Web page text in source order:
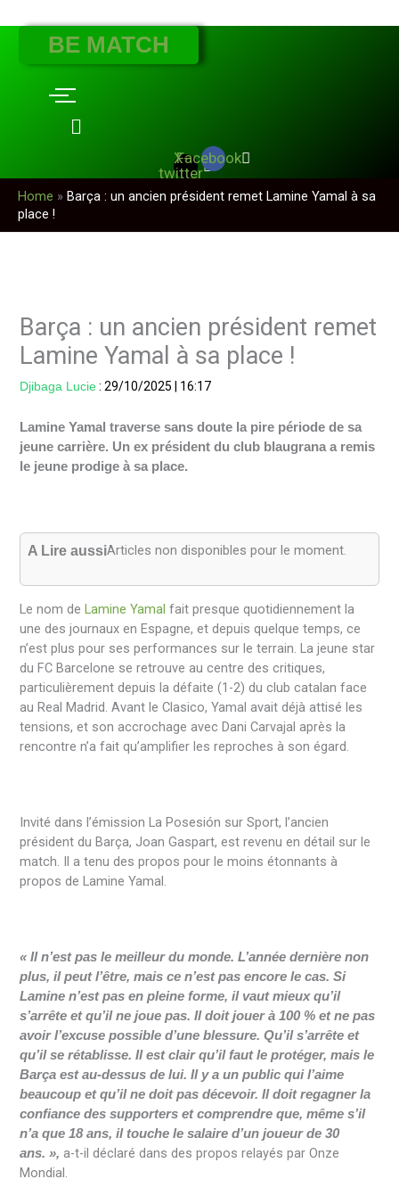
BE MATCH
X-
twitter
Facebook
Home » Barça : un ancien président remet Lamine Yamal à sa
place !
Barça : un ancien président remet
Lamine Yamal à sa place !
Djibaga Lucie:29/10/2025 16:17
Lamine Yamal traverse sans doute la pire période de sa
jeune carrière. Un ex président du club blaugrana a remis
le jeune prodige à sa place.
A Lire aussiArticles non disponibles pour le moment.
Le nom deLamine Yamal fait presque quotidiennement la
une des journaux en Espagne, et depuis quelque temps, ce
n’est plus pour ses performances sur le terrain. La jeune star
du FC Barcelone se retrouve au centre des critiques,
particulièrement depuis la défaite (1-2) du club catalan face
au Real Madrid. Avant le Clasico, Yamal avait déjà attisé les
tensions, et son accrochage avec Dani Carvajal après la
rencontre n’a fait qu’amplifier les reproches à son égard.
Invité dans l’émission La Posesión sur Sport, l’ancien
président du Barça, Joan Gaspart, est revenu en détail sur le
match. Il a tenu des propos pour le moins étonnants à
propos de Lamine Yamal.
« Il n’est pas le meilleur du monde. L’année dernière non
plus, il peut l’être, mais ce n’est pas encore le cas. Si
Lamine n’est pas en pleine forme, il vaut mieux qu’il
s’arrête et qu’il ne joue pas. Il doit jouer à 100 % et ne pas
avoir l’excuse possible d’une blessure. Qu’il s’arrête et
qu’il se rétablisse. Il est clair qu’il faut le protéger, mais le
Barça est au-dessus de lui. Il y a un public qui l’aime
beaucoup et qu’il ne doit pas décevoir. Il doit regagner la
confiance des supporters et comprendre que, même s’il
n’a que 18 ans, il touche le salaire d’un joueur de 30
ans. », a-t-il déclaré dans des propos relayés par Onze
Mondial.